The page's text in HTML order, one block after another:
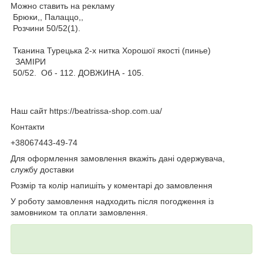
Можно ставить на рекламу
Брюки,, Палаццо,,
Розчини 50/52(1).
Тканина Турецька 2-х нитка Хорошої якості (пинье)
ЗАМІРИ
50/52. Об - 112. ДОВЖИНА - 105.
Наш сайт https://beatrissa-shop.com.ua/
Контакти
+38067443-49-74
Для оформлення замовлення вкажіть дані одержувача,
службу доставки
Розмір та колір напишіть у коментарі до замовлення
У роботу замовлення надходить після погодження із
замовником та оплати замовлення.